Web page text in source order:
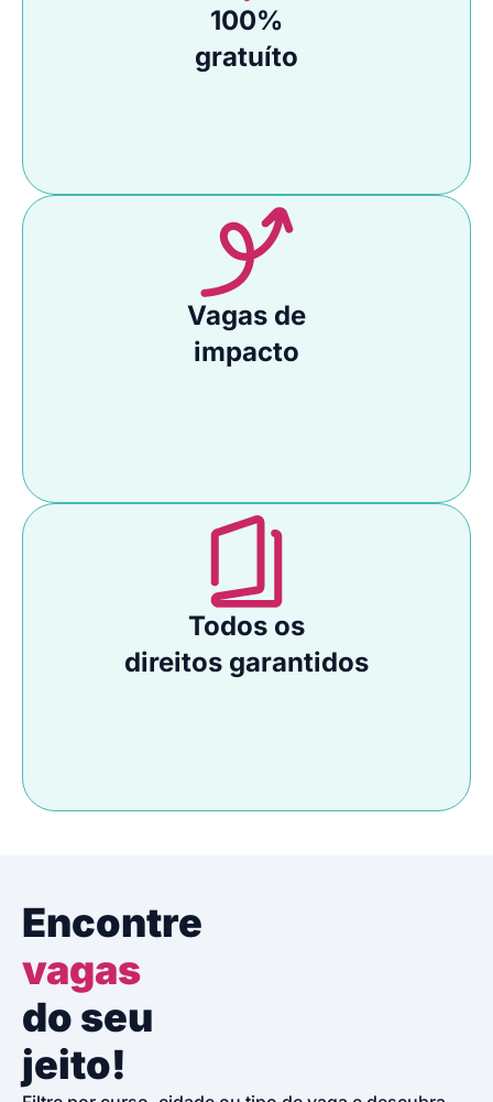
100%
gratuíto
Vagas de
impacto
Todos os
direitos garantidos
Encontre
vagas
do seu
jeito!